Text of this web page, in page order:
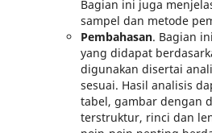
Bagian ini juga
sampel dan metode
Pembahasan. Bagian
yang didapat
digunakan disertai
sesuai. Hasil analisis
tabel, gambar dengan
terstruktur, rinci dan